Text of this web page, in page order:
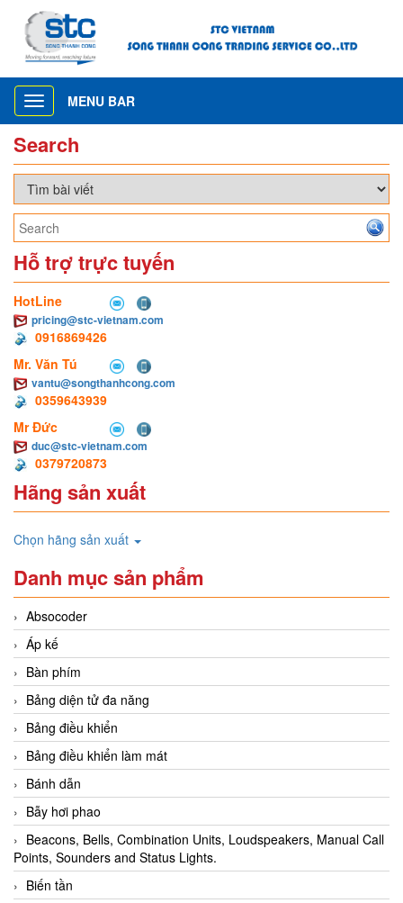
Toggle
navigation
MENU BAR
Search
Hỗ trợ trực tuyến
HotLine
pricing@stc-vietnam.com
0916869426
Mr. Văn Tú
vantu@songthanhcong.com
0359643939
Mr Đức
duc@stc-vietnam.com
0379720873
Hãng sản xuất
Chọn hãng sản xuất
Danh mục sản phẩm
Absocoder
Áp kế
Bàn phím
Bảng diện tử đa năng
Bảng điều khiển
Bảng điều khiển làm mát
Bánh dẫn
Bẫy hơi phao
Beacons, Bells, Combination Units, Loudspeakers, Manual Call
Points, Sounders and Status Lights.
Biến tần